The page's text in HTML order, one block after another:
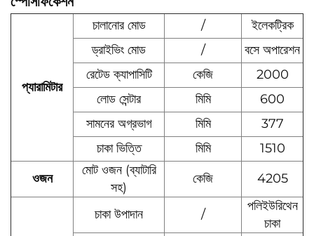
প্যারামিটার
চালানোর মোড /
ইলেকট্রিক
ড্রাইভিং মোড
/
বসে অপারেশন
রেটেড ক্যাপাসিটি
কেজি
2000
লোড সেন্টার
মিমি
600
সামনের অগ্রভাগ
মিমি
377
চাকা ভিত্তি
মিমি
1510
ওজন
মোট ওজন (ব্যাটারি
সহ)
কেজি 4205
চাকা উপাদান /
পলিইউরিথেন
চাকা